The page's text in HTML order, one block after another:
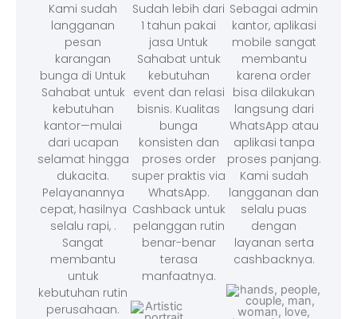
Kami sudah
langganan
pesan
karangan
bunga di Untuk
Sahabat untuk
kebutuhan
kantor—mulai
dari ucapan
selamat hingga
dukacita.
Pelayanannya
cepat, hasilnya
selalu rapi, .
Sangat
membantu
untuk
kebutuhan rutin
perusahaan.
Sudah lebih dari
1 tahun pakai
jasa Untuk
Sahabat untuk
kebutuhan
event dan relasi
bisnis. Kualitas
bunga
konsisten dan
proses order
super praktis via
WhatsApp.
Cashback untuk
pelanggan rutin
benar-benar
terasa
manfaatnya.
Sebagai admin
kantor, aplikasi
mobile sangat
membantu
karena order
bisa dilakukan
langsung dari
WhatsApp atau
aplikasi tanpa
proses panjang.
Kami sudah
langganan dan
selalu puas
dengan
layanan serta
cashbacknya.